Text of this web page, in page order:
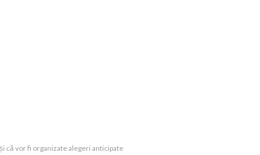
că vor fi organizate alegeri anticipate